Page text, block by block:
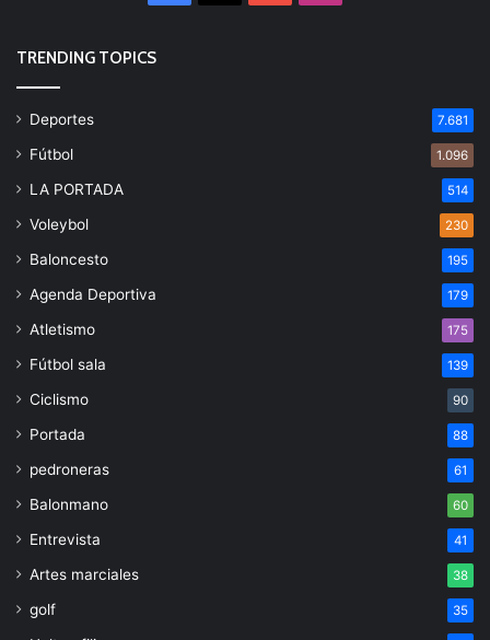
TRENDING TOPICS
Deportes 7.681
Fútbol 1.096
LA PORTADA 514
Voleybol 230
Baloncesto 195
Agenda Deportiva 179
Atletismo 175
Fútbol sala 139
Ciclismo 90
Portada 88
pedroneras 61
Balonmano 60
Entrevista 41
Artes marciales 38
golf 35